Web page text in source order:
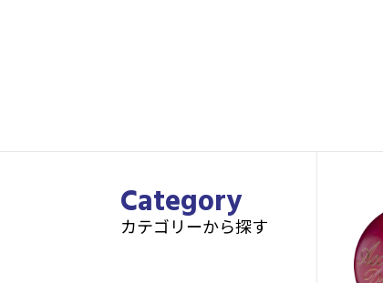
Category
カテゴリーから探す